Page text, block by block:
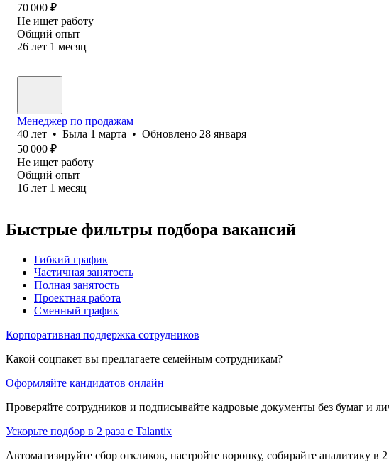
70 000 ₽
Не ищет работу
Общий опыт
26 лет 1 месяц
Менеджер по продажам
40 лет • Была 1 марта • Обновлено 28 января
50 000 ₽
Не ищет работу
Общий опыт
16 лет 1 месяц
Быстрые фильтры подбора вакансий
Гибкий график
Частичная занятость
Полная занятость
Проектная работа
Сменный график
Корпоративная поддержка сотрудников
Какой соцпакет вы предлагаете семейным сотрудникам?
Оформляйте кандидатов онлайн
Проверяйте сотрудников и подписывайте кадровые документы без бумаг и
Ускорьте подбор в 2 раза с Talantix
Автоматизируйте сбор откликов, настройте воронку, собирайте аналитику в